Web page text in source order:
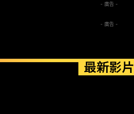
- 廣告 -
- 廣告 -
最新影片